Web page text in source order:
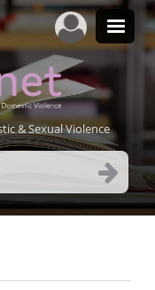
& Sexual Violence